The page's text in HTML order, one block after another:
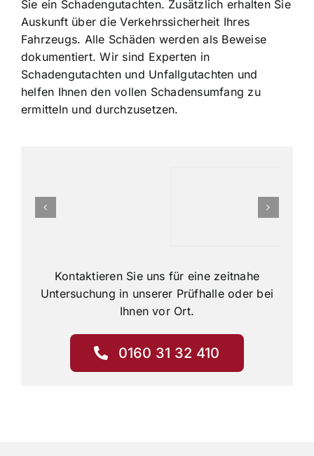
Sie ein Schadengutachten. Zusätzlich erhalten Sie
Auskunft über die Verkehrssicherheit Ihres
Fahrzeugs. Alle Schäden werden als Beweise
dokumentiert. Wir sind Experten in
Schadengutachten und Unfallgutachten und
helfen Ihnen den vollen Schadensumfang zu
ermitteln und durchzusetzen.
Kontaktieren Sie uns für eine zeitnahe
Ihnen vor Ort.